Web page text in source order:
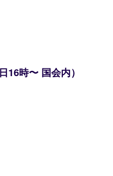
16時〜 国会内）